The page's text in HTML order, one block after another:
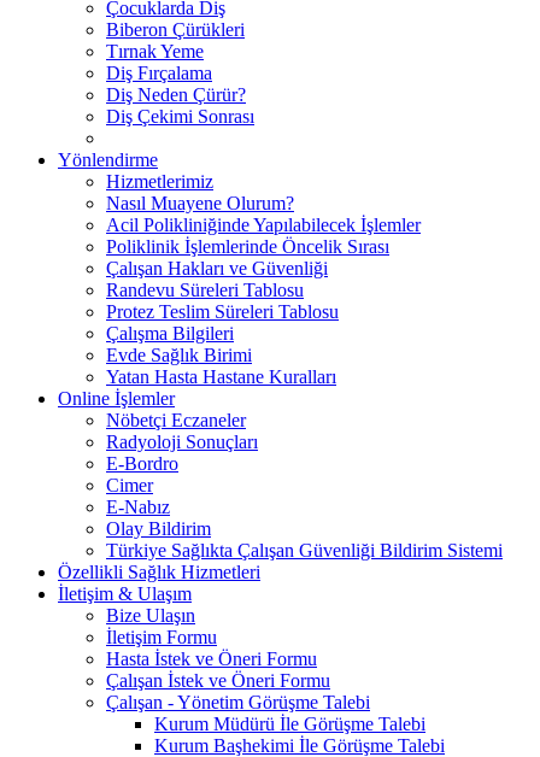
Çocuklarda Diş
Biberon Çürükleri
Tırnak Yeme
Diş Fırçalama
Diş Neden Çürür?
Diş Çekimi Sonrası
Yönlendirme
Hizmetlerimiz
Nasıl Muayene Olurum?
Acil Polikliniğinde Yapılabilecek İşlemler
Poliklinik İşlemlerinde Öncelik Sırası
Çalışan Hakları ve Güvenliği
Randevu Süreleri Tablosu
Protez Teslim Süreleri Tablosu
Çalışma Bilgileri
Evde Sağlık Birimi
Yatan Hasta Hastane Kuralları
Online İşlemler
Nöbetçi Eczaneler
Radyoloji Sonuçları
E-Bordro
Cimer
E-Nabız
Olay Bildirim
Türkiye Sağlıkta Çalışan Güvenliği Bildirim Sistemi
Özellikli Sağlık Hizmetleri
İletişim & Ulaşım
Bize Ulaşın
İletişim Formu
Hasta İstek ve Öneri Formu
Çalışan İstek ve Öneri Formu
Çalışan - Yönetim Görüşme Talebi
Kurum Müdürü İle Görüşme Talebi
Kurum Başhekimi İle Görüşme Talebi